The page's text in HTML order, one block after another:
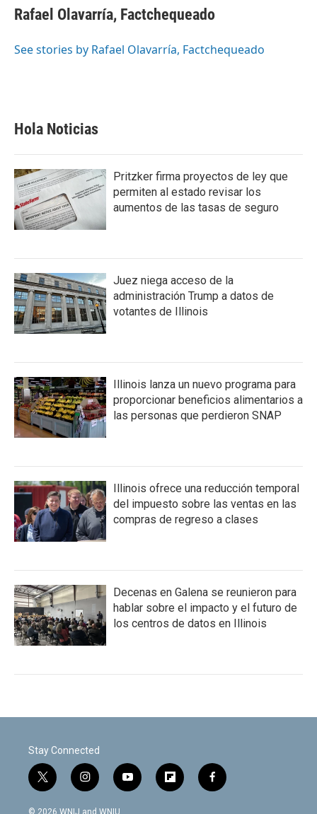
e
b
o
t
t
r
k
e
I
i
l
Rafael Olavarría, Factchequeado
See stories by Rafael Olavarría, Factchequeado
Hola Noticias
Pritzker firma proyectos de ley que
permiten al estado revisar los
aumentos de las tasas de seguro
Juez niega acceso de la
administración Trump a datos de
votantes de Illinois
Illinois lanza un nuevo programa para
proporcionar beneficios alimentarios a
las personas que perdieron SNAP
Illinois ofrece una reducción temporal
del impuesto sobre las ventas en las
compras de regreso a clases
Decenas en Galena se reunieron para
hablar sobre el impacto y el futuro de
los centros de datos en Illinois
Stay Connected
t
w
i
i
n
s
y
o
f
l
f
a
© 2026 WNIJ and WNIU